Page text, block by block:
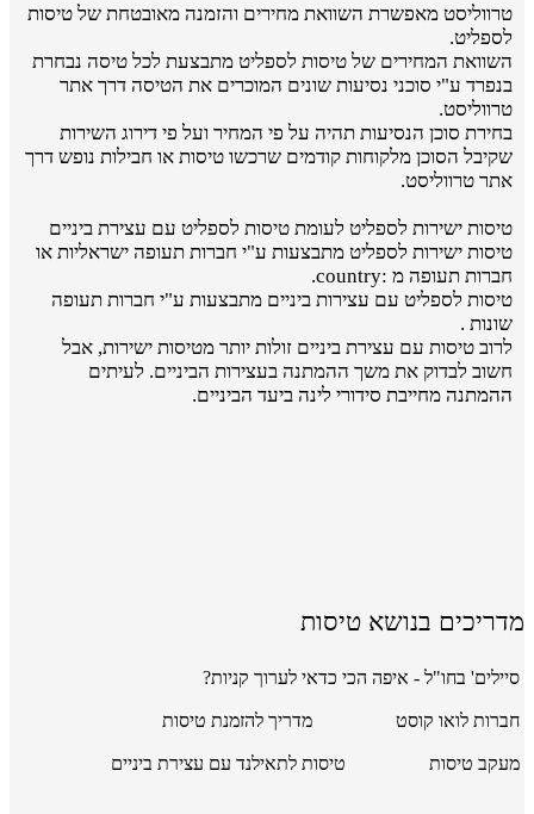
טרווליסט מאפשרת השוואת מחירים והזמנה מאובטחת של טיסות
לספליט.
השוואת המחירים של טיסות לספליט מתבצעת לכל טיסה נבחרת
בנפרד ע"י סוכני נסיעות שונים המוכרים את הטיסה דרך אתר
טרווליסט.
בחירת סוכן הנסיעות תהיה על פי המחיר ועל פי דירוג השירות
שקיבל הסוכן מלקוחות קודמים שרכשו טיסות או חבילות נופש דרך
אתר טרווליסט.
טיסות ישירות לספליט לעומת טיסות לספליט עם עצירת ביניים
טיסות ישירות לספליט מתבצעות ע"י חברות תעופה ישראליות או
חברות תעופה מ :country.
טיסות לספליט עם עצירות ביניים מתבצעות ע"י חברות תעופה
שונות .
לרוב טיסות עם עצירת ביניים זולות יותר מטיסות ישירות, אבל
חשוב לבדוק את משך ההמתנה בעצירות הביניים. לעיתים
ההמתנה מחייבת סידורי לינה ביעד הביניים.
מדריכים בנושא טיסות
סיילים' בחו"ל - איפה הכי כדאי לערוך קניות?
חברות לואו קוסט מדריך להזמנת טיסות
מעקב טיסות טיסות לתאילנד עם עצירת ביניים